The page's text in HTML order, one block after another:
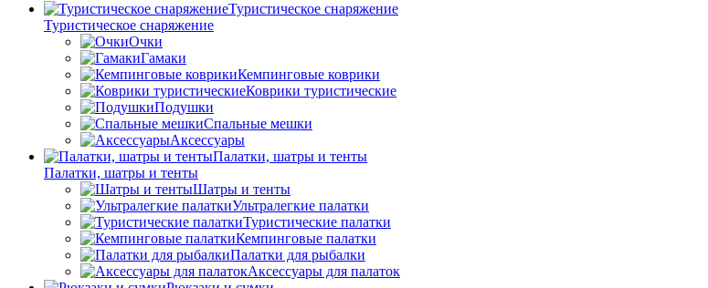
Туристическое снаряжение
Туристическое снаряжение
Очки
Гамаки
Кемпинговые коврики
Коврики туристические
Подушки
Спальные мешки
Аксессуары
Палатки, шатры и тенты
Палатки, шатры и тенты
Шатры и тенты
Ультралегкие палатки
Туристические палатки
Кемпинговые палатки
Палатки для рыбалки
Аксессуары для палаток